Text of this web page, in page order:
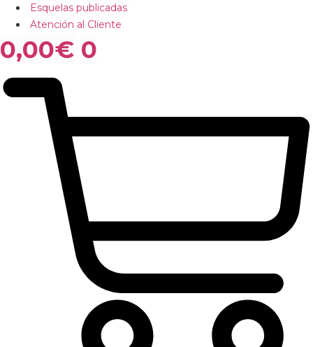
Esquelas publicadas
Atención al Cliente
0,00€ 0